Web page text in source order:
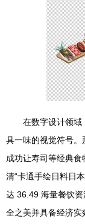
在数字设计领域
具一味的视觉符号。
成功让寿司等经典
清“卡通手绘日料日
达 36.49 海量餐饮
全之美并具备经济